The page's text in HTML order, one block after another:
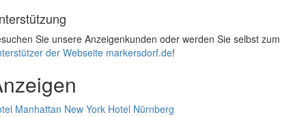
Sie unsere Anzeigenkunden oder werden Sie selbst zum
der Webseite markersdorf.de!
Manhattan New York Hotel Nürnberg